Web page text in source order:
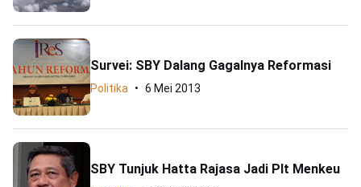
Survei: SBY Dalang Gagalnya Reformasi
Politika 6 Mei 2013
SBY Tunjuk Hatta Rajasa Jadi Plt Menkeu